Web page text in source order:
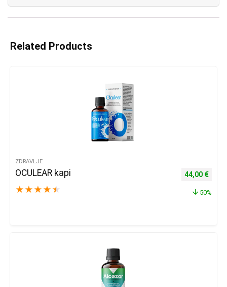
Related Products
ZDRAVLJE
OCULEAR kapi
★ ★ ★ ★ ★
Izvorna
44,00 €
50%